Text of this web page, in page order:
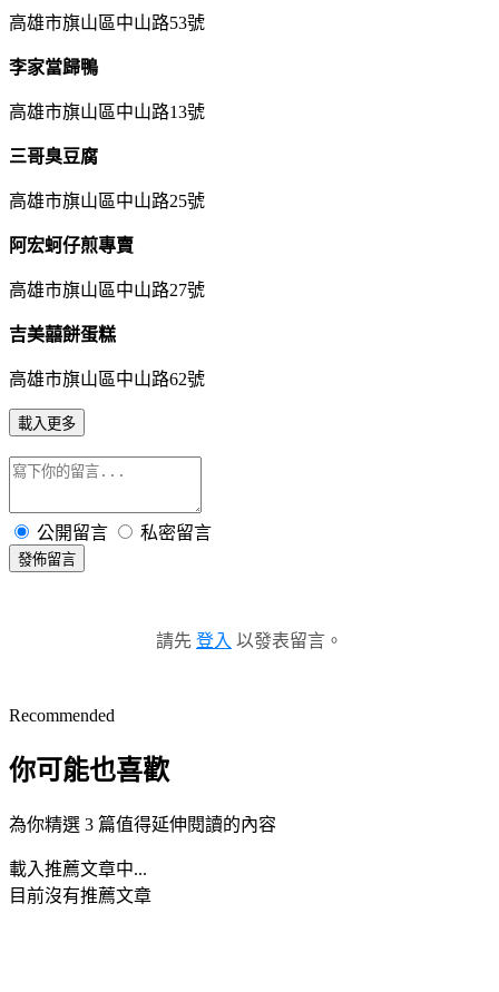
高雄市旗山區中山路53號
李家當歸鴨
高雄市旗山區中山路13號
三哥臭豆腐
高雄市旗山區中山路25號
阿宏蚵仔煎專賣
高雄市旗山區中山路27號
吉美囍餅蛋糕
高雄市旗山區中山路62號
載入更多
公開留言 私密留言
發佈留言
請先 登入 以發表留言。
Recommended
你可能也喜歡
為你精選 3 篇值得延伸閱讀的內容
載入推薦文章中...
目前沒有推薦文章